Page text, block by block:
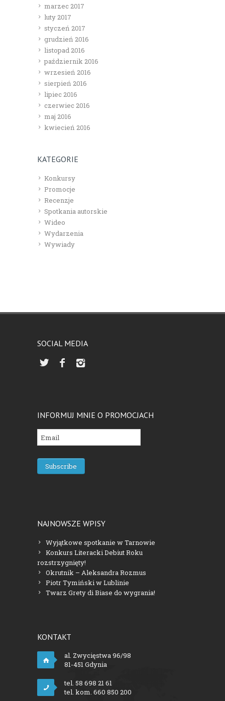
marzec 2017
luty 2017
styczeń 2017
grudzień 2016
listopad 2016
październik 2016
wrzesień 2016
sierpień 2016
lipiec 2016
czerwiec 2016
maj 2016
kwiecień 2016
KATEGORIE
Konkursy
Promocje
Recenzje
Spotkania autorskie
Wideo
Wydarzenia
Wywiady
SOCIAL MEDIA
INFORMUJ MNIE O PROMOCJACH
NAJNOWSZE WPISY
Wyjątkowe spotkanie w Tarnowie
Konkurs Literacki Debiut Roku
rozstrzygnięty!
Okrutnik – Aleksandra Rozmus
Piotr Tymiński w Lublinie
Twarz Grety di Biase do wygrania!
KONTAKT
al. Zwycięstwa 96/98
81-451 Gdynia
tel. 58 698 21 61
tel. kom. 660 850 200